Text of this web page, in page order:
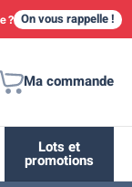
? On vous rappelle !
Ma commande
Lots et
promotions